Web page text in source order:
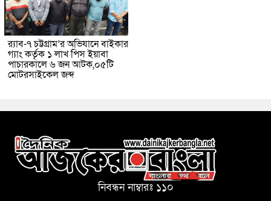
র‌্যাব-৭ চট্টগ্রাম’র অভিযানে বাইকার
গ্যাং কর্তৃক ১ লাখ পিস ইয়াবা
পাচারকালে ৬ জন আটক,০৫টি
মোটরসাইকেল জব্দ
নিবন্ধন নাম্বারঃ ১১০